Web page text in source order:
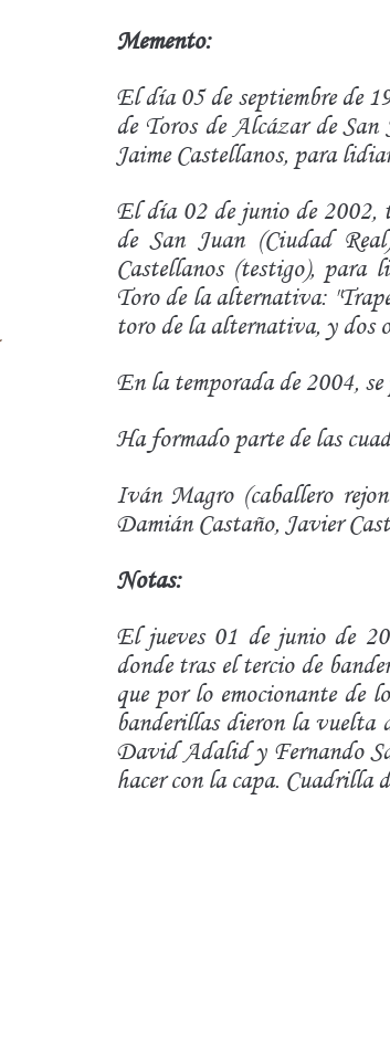
Memento:
El día 05 de septiembre de
de Toros de Alcázar de
Jaime Castellanos, para
El día 02 de junio de 2002,
de San Juan (Ciudad
Castellanos (testigo), para
Toro de la alternativa:
toro de la alternativa, y dos
En la temporada de 2004,
Ha formado parte de las
Iván Magro (caballero
Damián Castaño, Javier
Notas:
El jueves 01 de junio de
donde tras el tercio de
que por lo emocionante de
banderillas dieron la vuelta
David Adalid y Fernando
hacer con la capa. Cuadrilla